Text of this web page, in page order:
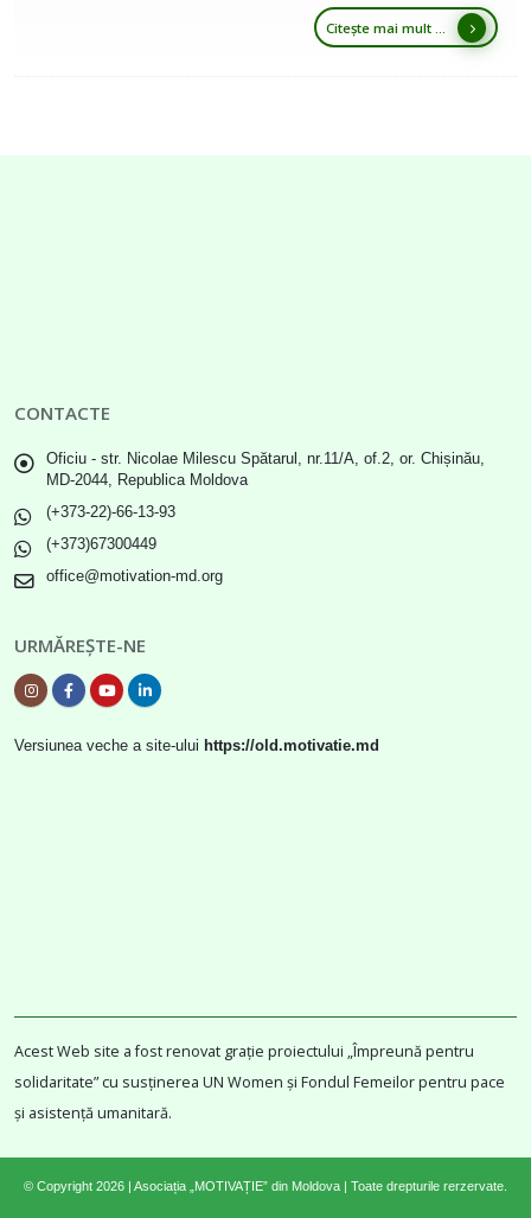
Citește mai mult ...
CONTACTE
Oficiu - str. Nicolae Milescu Spătarul, nr.11/A, of.2, or. Chișinău,
MD-2044, Republica Moldova
(+373-22)-66-13-93
(+373)67300449
office@motivation-md.org
URMĂREȘTE-NE
Versiunea veche a site-ului https://old.motivatie.md
Acest Web site a fost renovat grație proiectului „Împreună pentru
solidaritate” cu susținerea UN Women și Fondul Femeilor pentru pace
și asistență umanitară.
© Copyright 2026 | Asociația „MOTIVAȚIE” din Moldova | Toate drepturile rerzervate.